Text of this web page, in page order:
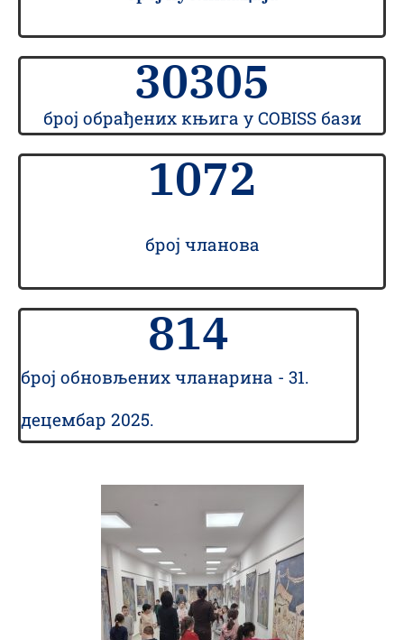
број обрађених књига у COBISS бази
30305
број чланова
1072
број обновљених чланарина - 31.
децембар 2025.
814